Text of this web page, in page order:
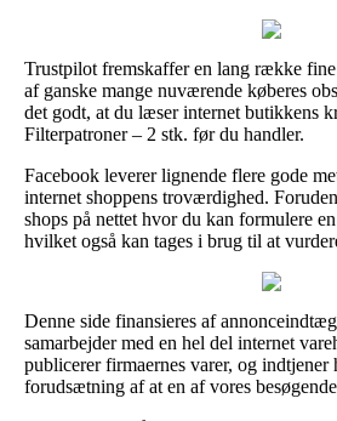
Trustpilot fremskaffer en lang række
af ganske mange nuværende køberes
det godt, at du læser internet butikkens
Filterpatroner – 2 stk. før du handler.
Facebook leverer lignende flere gode
internet shoppens troværdighed.
shops på nettet hvor du kan formulere
hvilket også kan tages i brug til at
Denne side finansieres af
samarbejder med en hel del internet
publicerer firmaernes varer, og indtjener
forudsætning af at en af vores